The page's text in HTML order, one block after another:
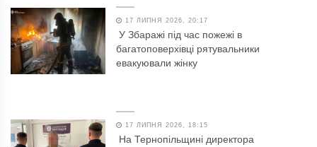
17 ЛИПНЯ 2026, 20:17
У Збаражі під час пожежі в
багатоповерхівці рятувальники
евакуювали жінку
17 ЛИПНЯ 2026, 18:15
На Тернопільщині директора